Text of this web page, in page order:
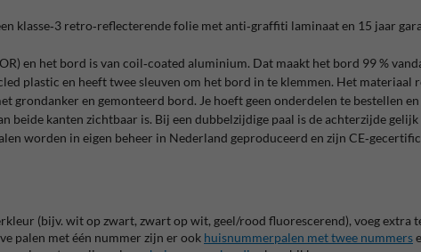
klasse‑3 retro‑reflecterende folie met anti‑graffiti laminaat en 15 jaar
en het bord is van coil‑coated aluminium. Dat maakt het bord 99 %
plastic en heeft twee sleuven om het bord in te klemmen. Het
grondanker en gemonteerd bord. Je hoeft geen onderdelen te bestellen
beide kanten zichtbaar is. Bij een dubbelzijdige paal is de achterzijde
worden in eigen beheer in Nederland geproduceerd en zijn
(bijv. wit op zwart, zwart op wit, geel/rood fluorescerend), voeg extra
palen met één nummer zijn er ook huisnummerpalen met twee nummers